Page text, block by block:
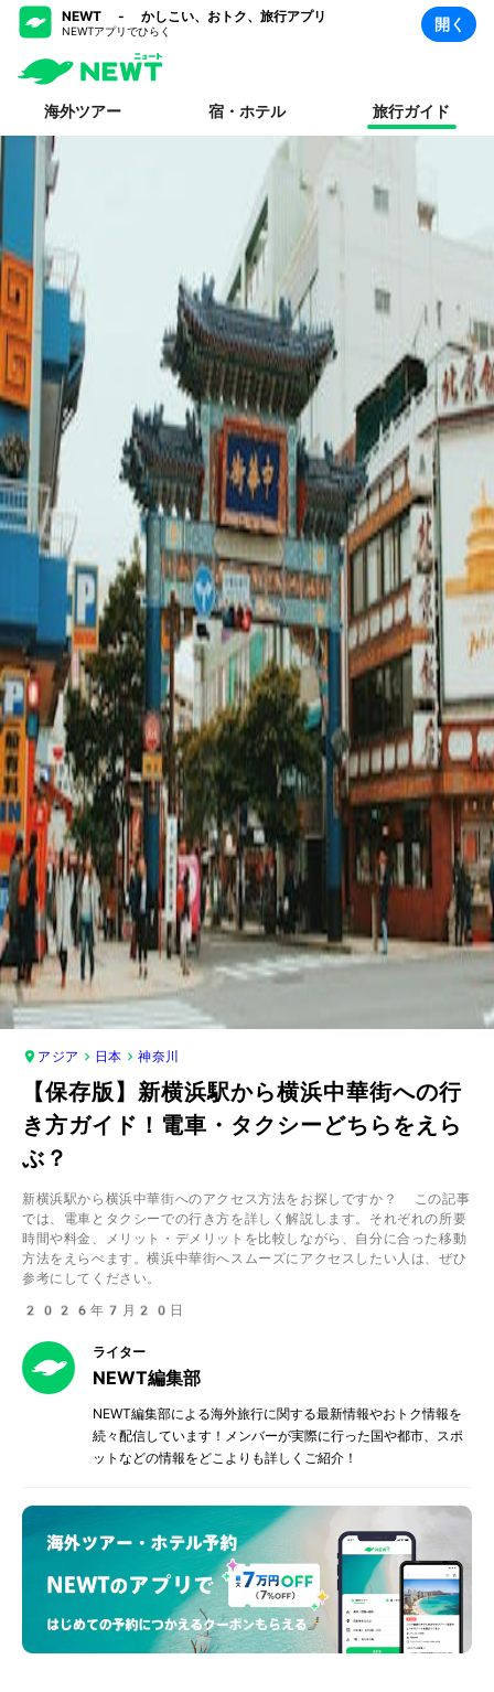
NEWT - かしこい、おトク、旅行アプリ
NEWTアプリでひらく 開く
海外ツアー 宿・ホテル 旅行ガイド
アジア 日本 神奈川
【保存版】新横浜駅から横浜中華街への行
き方ガイド！電車・タクシーどちらをえら
ぶ？
新横浜駅から横浜中華街へのアクセス方法をお探しですか？ この記事
では、電車とタクシーでの行き方を詳しく解説します。それぞれの所要
時間や料金、メリット・デメリットを比較しながら、自分に合った移動
方法をえらべます。横浜中華街へスムーズにアクセスしたい人は、ぜひ
参考にしてください。
2026年7月20日
ライター
NEWT編集部
NEWT編集部による海外旅行に関する最新情報やおトク情報を
続々配信しています！メンバーが実際に行った国や都市、スポ
ットなどの情報をどこよりも詳しくご紹介！